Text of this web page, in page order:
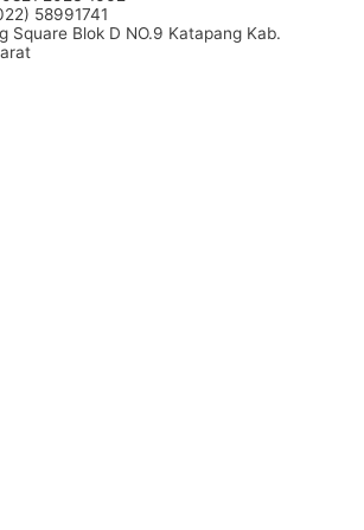
58991741
Square Blok D NO.9 Katapang Kab.